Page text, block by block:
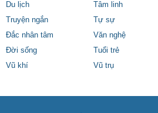
Du lịch
Tâm linh
Truyện ngắn
Tự sự
Đắc nhân tâm
Văn nghệ
Đời sống
Tuổi trẻ
Vũ khí
Vũ trụ